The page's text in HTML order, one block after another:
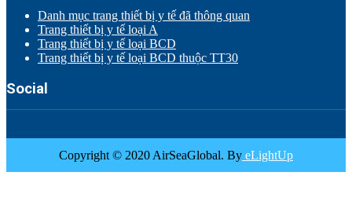
Danh mục trang thiết bị y tế đã thông quan
Trang thiết bị y tế loại A
Trang thiết bị y tế loại BCD
Trang thiết bị y tế loại BCD thuộc TT30
Social
Copyright © 2020 AirSeaGlobal. By eLightUp